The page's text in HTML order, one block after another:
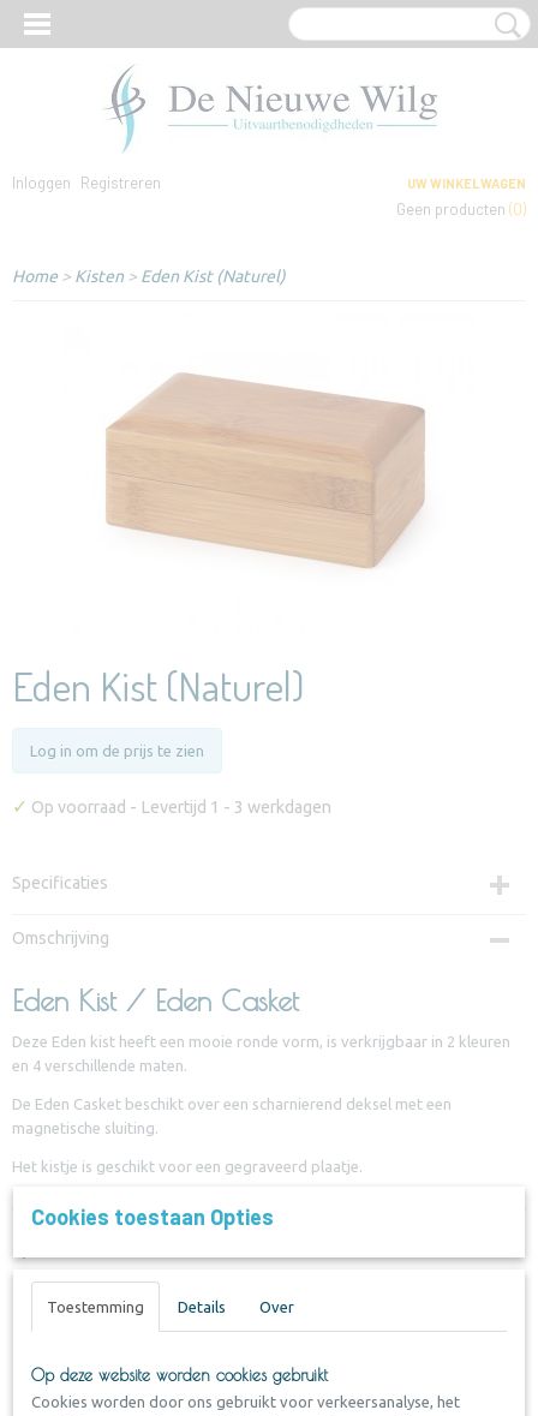
Inloggen Registreren UW WINKELWAGEN
Geen producten (0)
Home > Kisten > Eden Kist (Naturel)
Eden Kist (Naturel)
Log in om de prijs te zien
✓ Op voorraad - Levertijd 1 - 3 werkdagen
Specificaties
Productcode
U-ED0130NB
Omschrijving
Eden Kist / Eden Casket
Deze Eden kist heeft een mooie ronde vorm, is verkrijgbaar in 2 kleuren
en 4 verschillende maten.
De Eden Casket beschikt over een scharnierend deksel met een
magnetische sluiting.
Het kistje is geschikt voor een gegraveerd plaatje.
Alleen geschikt voor binnen
direct zonlicht.
Sluiting: Scharnierend deksel met magnetische sluiting.
Cookies toestaan Opties
Toestemming Details Over
Op deze website worden cookies gebruikt
Cookies worden door ons gebruikt voor verkeersanalyse, het